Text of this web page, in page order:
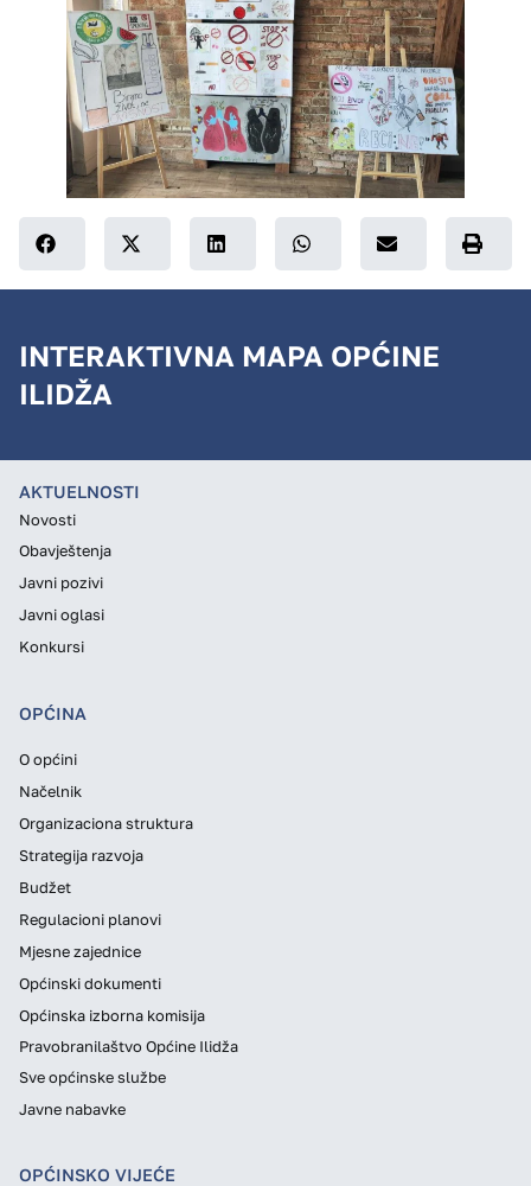
INTERAKTIVNA MAPA OPĆINE
ILIDŽA
AKTUELNOSTI
Novosti
Obavještenja
Javni pozivi
Javni oglasi
Konkursi
OPĆINA
O općini
Načelnik
Organizaciona struktura
Strategija razvoja
Budžet
Regulacioni planovi
Mjesne zajednice
Općinski dokumenti
Općinska izborna komisija
Pravobranilaštvo Općine Ilidža
Sve općinske službe
Javne nabavke
OPĆINSKO VIJEĆE